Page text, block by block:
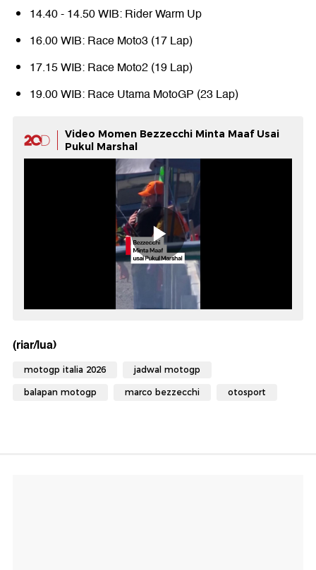
14.40 - 14.50 WIB: Rider Warm Up
16.00 WIB: Race Moto3 (17 Lap)
17.15 WIB: Race Moto2 (19 Lap)
19.00 WIB: Race Utama MotoGP (23 Lap)
Video Momen Bezzecchi Minta Maaf Usai
Pukul Marshal
(riar/lua)
motogp italia 2026 jadwal motogp
balapan motogp marco bezzecchi otosport